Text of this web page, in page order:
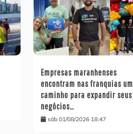
Empresas maranhenses
encontram nas franquias um
caminho para expandir seus
negócios…
sáb 01/08/2026 18:47